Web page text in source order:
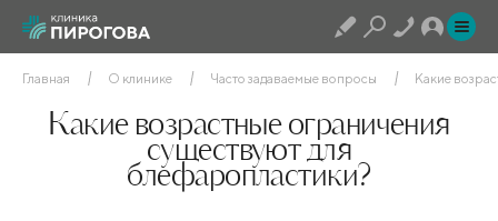
Главная О клинике Часто задаваемые вопросы Какие
Какие возрастные ограничения
существуют для
блефаропластики?